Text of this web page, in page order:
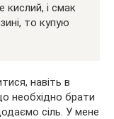
кислий, і смак
то купую
навіть в
необхідно брати
сіль. У мене